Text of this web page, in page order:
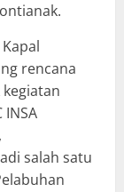
rencana
salah satu